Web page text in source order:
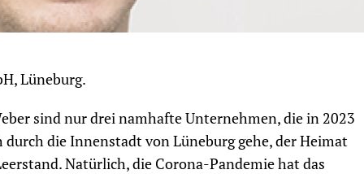
Lüneburg.
sind nur drei namhafte Unternehmen, die in 2023
die Innenstadt von Lüneburg gehe, der Heimat
Natürlich, die Corona-Pandemie hat das